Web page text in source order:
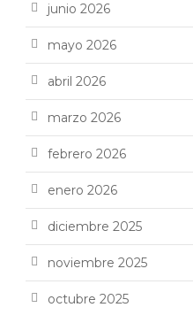
junio 2026
mayo 2026
abril 2026
marzo 2026
febrero 2026
enero 2026
diciembre 2025
noviembre 2025
octubre 2025